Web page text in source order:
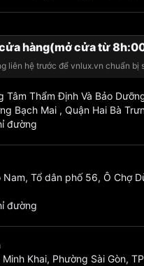
hàng(mở cửa từ
liên hệ trước để vnlux.vn chuẩn bị
Tâm Thẩm Định Và Bảo
Bạch Mai , Quận Hai Bà
đường
Nam, Tổ dân phố 56, Ô Chợ
đường
Khai, Phường Sài Gòn,